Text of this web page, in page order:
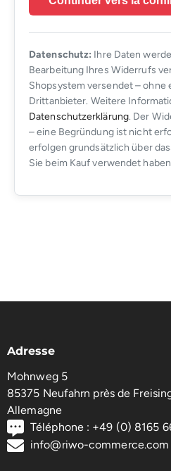
Datenschutz: Ihre Daten
Bearbeitung Ihres Widerrufs
Shopsystem versendet – ohne
Drittanbieter. Weitere
Datenschutzerklärung. Der
– eine Begründung ist nicht
erfolgen grundsätzlich über
Sie beim Kauf verwendet
Adresse
Mohnweg 5
85375 Neufahrn près de
Allemagne
Téléphone : +49 (0) 8165
info@riwo-commerce.com